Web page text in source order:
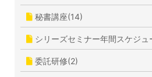
秘書講座(14)
シリーズセミナー年間スケジュ
委託研修(2)